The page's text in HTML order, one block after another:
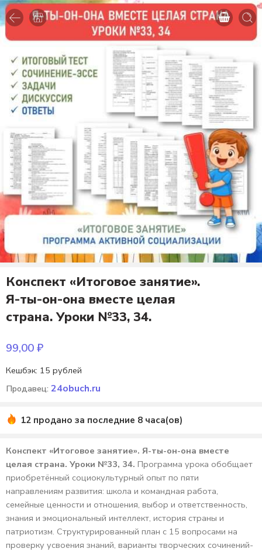
Конспект «Итоговое занятие».
Я-ты-он-она вместе целая
страна. Уроки №33, 34.
99,00₽
Кешбэк: 15 рублей
Продавец: 24obuch.ru
12 продано за последние 8 часа(ов)
Конспект «Итоговое занятие». Я-ты-он-она вместе
целая страна. Уроки №33, 34. Программа урока обобщает
приобретённый социокультурный опыт по пяти
направлениям развития: школа и командная работа,
семейные ценности и отношения, выбор и ответственность,
знания и эмоциональный интеллект, история страны и
патриотизм. Структурированный план с 15 вопросами на
проверку усвоения знаний, варианты творческих сочинений-